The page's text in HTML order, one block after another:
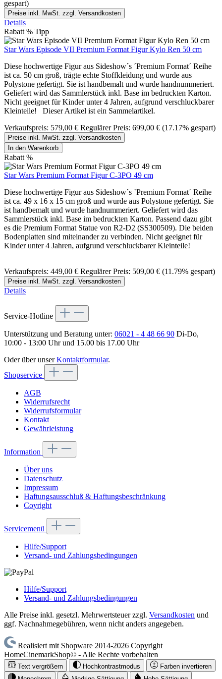
gespart)
Preise inkl. MwSt. zzgl. Versandkosten
Details
Rabatt % Tipp
Star Wars Episode VII Premium Format Figur Kylo Ren 50 cm
Diese hochwertige Figur aus Sideshow´s ´Premium Format´ Reihe
ist ca. 50 cm groß, trägte echte Stoffkleidung und wurde aus
Polystone gefertigt. Sie ist handbemalt und wurde handnummeriert.
Geliefert wird das Sammlerstück inkl. Base im bedruckten Karton.
Nicht geeignet für Kinder unter 4 Jahren, aufgrund verschluckbarer
Kleinteile! Dieser Artikel ist ein Sammelartikel.
Verkaufspreis: 579,00 € Regulärer Preis: 699,00 € (17.17% gespart)
Preise inkl. MwSt. zzgl. Versandkosten
In den Warenkorb
Rabatt %
Star Wars Premium Format Figur C-3PO 49 cm
Diese hochwertige Figur aus Sideshow´s `Premium Format´ Reihe
ist ca. 49 x 16 x 15 cm groß und wurde aus Polystone gefertigt. Sie
ist handbemalt und wurde handnummeriert. Geliefert wird das
Sammlerstück inkl. Base im bedruckten Karton. Passend dazu gibt
es die Premium Format Statue von R2-D2 (SS300509). Die beiden
Bodenplatten sind miteinander zu verbinden. Nicht geeignet für
Kinder unter 4 Jahren, aufgrund verschluckbarer Kleinteile!
Verkaufspreis: 449,00 € Regulärer Preis: 509,00 € (11.79% gespart)
Preise inkl. MwSt. zzgl. Versandkosten
Details
Service-Hotline
Unterstützung und Beratung unter: 06021 - 4 48 66 90 Di-Do,
10:00 - 13:00 Uhr und 15.00 bis 17.00 Uhr
Oder über unserKontaktformular.
Shopservice
AGB
Widerrufsrecht
Widerrufsformular
Kontakt
Gewährleistung
Information
Über uns
Datenschutz
Impressum
Haftungsausschluß & Haftungsbeschränkung
Coyright
Servicemenü
Hilfe/Support
Versand- und Zahlungsbedingungen
Hilfe/Support
Versand- und Zahlungsbedingungen
Alle Preise inkl. gesetzl. Mehrwertsteuer zzgl. Versandkosten und
ggf. Nachnahmegebühren, wenn nicht anders angegeben.
Realisiert mit Shopware 2014-2026 Copyright
HomeCinemarkShop© - Alle Rechte vorbehalten
Text vergrößern Hochkontrastmodus
Farben invertieren